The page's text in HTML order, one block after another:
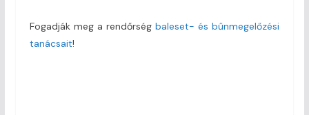
Fogadják meg a rendőrségbaleset- és bűnmegelőzési
tanácsait!